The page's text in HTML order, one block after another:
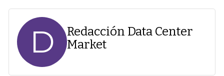
D
Redacción Data Center
Market